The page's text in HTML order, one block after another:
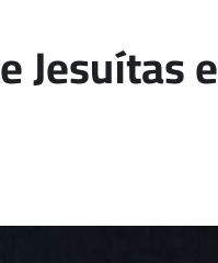
Jesuítas e